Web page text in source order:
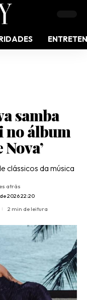
samba
no álbum
Nova’
clássicos da música
2026 22:20
atrás
2 min de leitura